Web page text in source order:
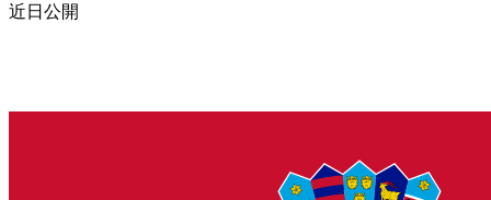
近日公開